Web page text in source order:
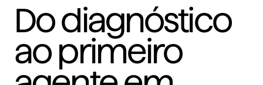
Do diagnóstico
ao primeiro